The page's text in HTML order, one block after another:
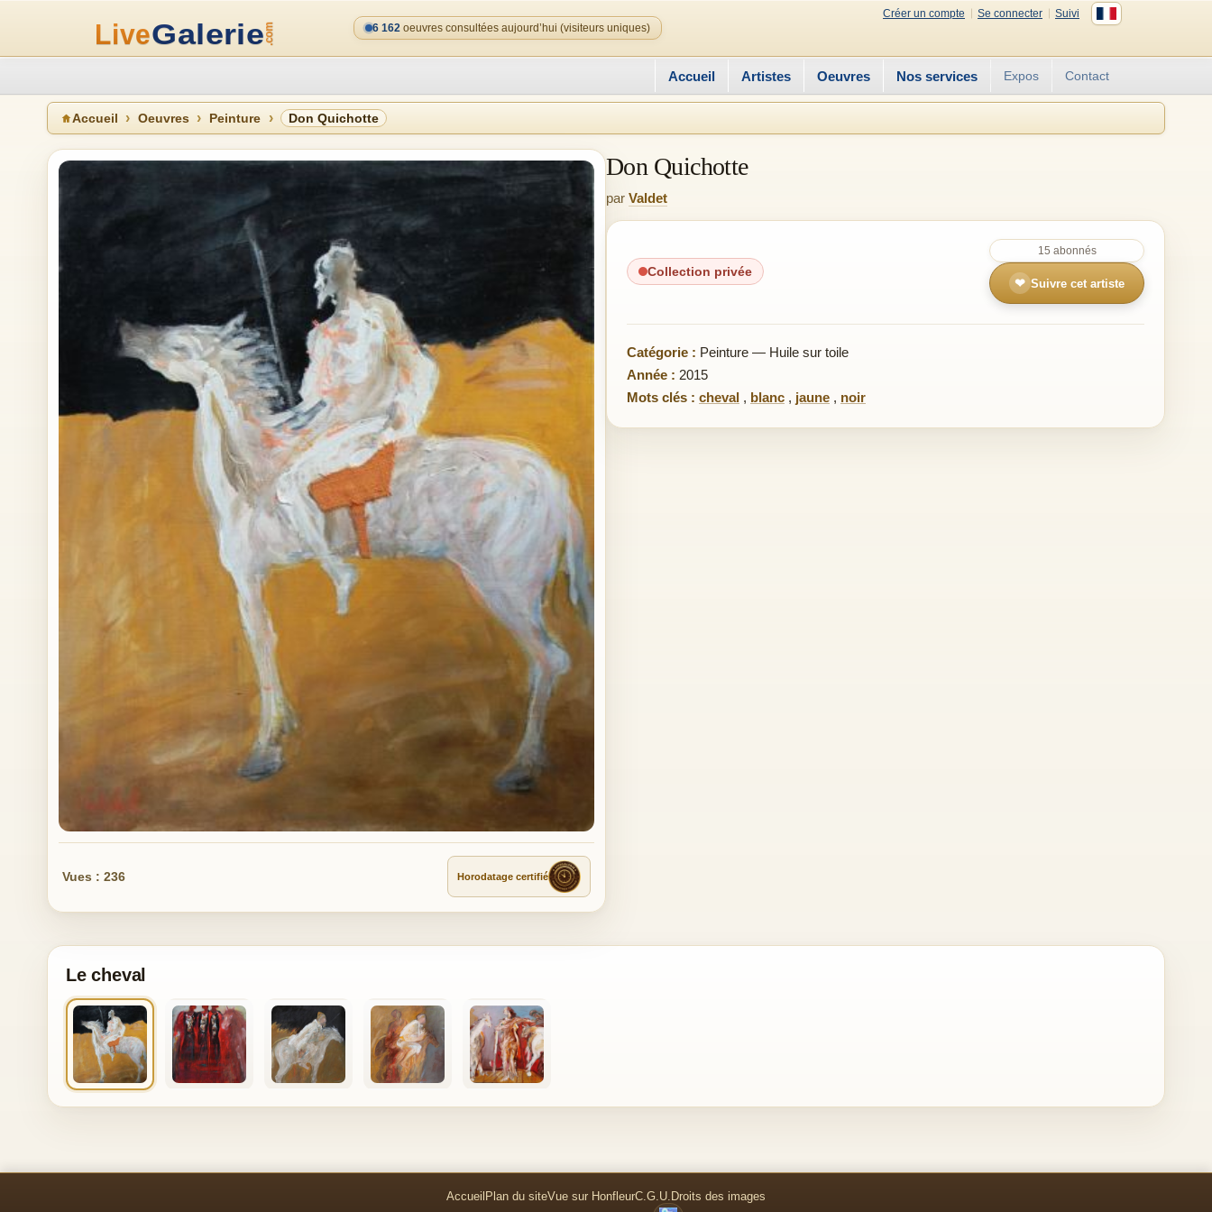
Créer un compte Se connecter
Suivi
6 162 oeuvres consultées aujourd’hui (visiteurs uniques)
Accueil Artistes Oeuvres Nos services Expos Contact
Accueil Oeuvres Peinture Don Quichotte
Vues : 236 Horodatage certifié
Don Quichotte
par Valdet
Collection privée
15 abonnés
❤ Suivre cet artiste
Catégorie : Peinture — Huile sur toile
Année : 2015
Mots clés : cheval , blanc , jaune , noir
Le cheval
Accueil Plan du siteVue sur HonfleurC.G.U. Droits des images